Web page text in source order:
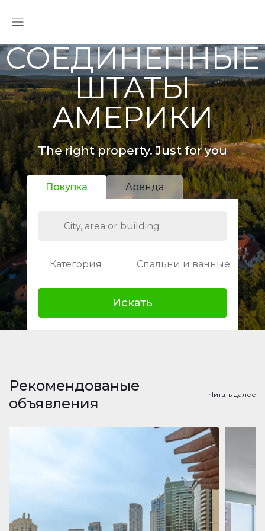
СОЕДИНЕННЫЕ
ШТАТЫ
АМЕРИКИ
The right property. Just for you
Покупка Аренда
Категория Спальни и ванные
Искать
Рекомендованые
объявления
Читать далее